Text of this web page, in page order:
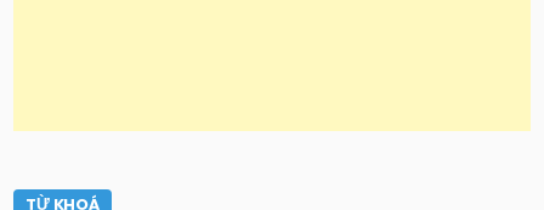
TỪ KHOÁ